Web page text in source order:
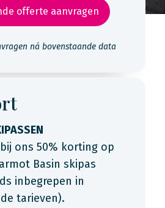
offerte aanvragen
ná bovenstaande data
ons 50% korting op
Basin skipas
inbegrepen in
tarieven).